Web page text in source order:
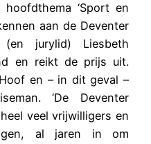
‘Sport en
aan de Deventer
(en jurylid) Liesbeth
en reikt de prijs uit.
en – in dit geval –
‘De Deventer
veel vrijwilligers en
al jaren in om